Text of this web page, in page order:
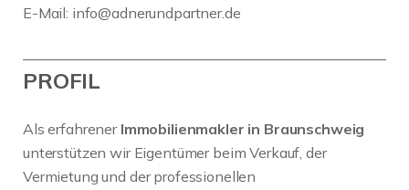
E-Mail: info@adnerundpartner.de
PROFIL
Als erfahrener Immobilienmakler in Braunschweig
unterstützen wir Eigentümer beim Verkauf, der
Vermietung und der professionellen